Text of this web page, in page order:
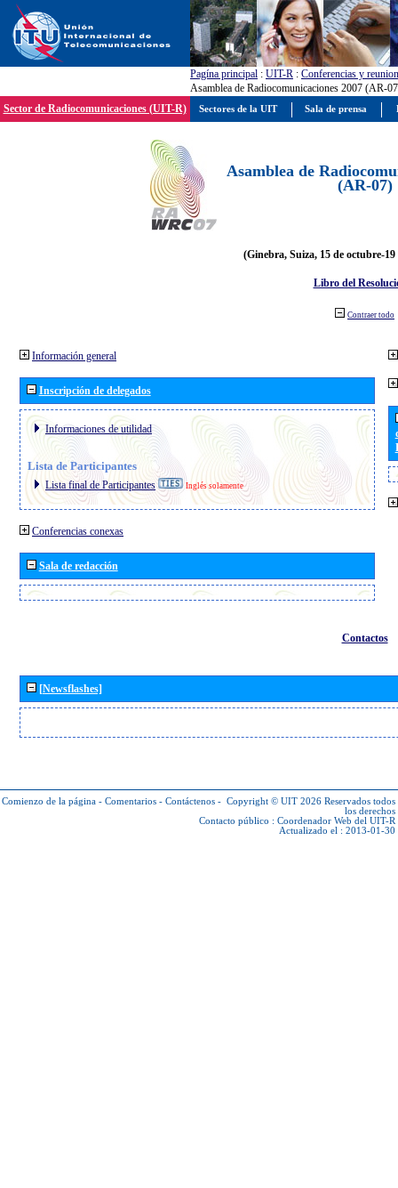
Pagína principal : UIT-R : Conferencias y
Asamblea de Radiocomunicaciones 2007 (AR-
Sector de Radiocomunicaciones (UIT-R)
Asamblea de
(AR-07)
(Ginebra, Suiza, 15 de octubre-19
Libro del
Contraer todo
Información general
Inscripción de delegados
Informaciones de utilidad
Lista de Participantes
Lista final de Participantes Inglés solamente
Conferencias conexas
Sala de redacción
Contactos
[Newsflashes]
Comienzo de la página - Comentarios - Contáctenos - Copyright © UIT 2026 Reservados todos
los derechos
Contacto público : Coordenador Web del UIT-R
Actualizado el : 2013-01-30
Sectores de la UIT Sala de prensa